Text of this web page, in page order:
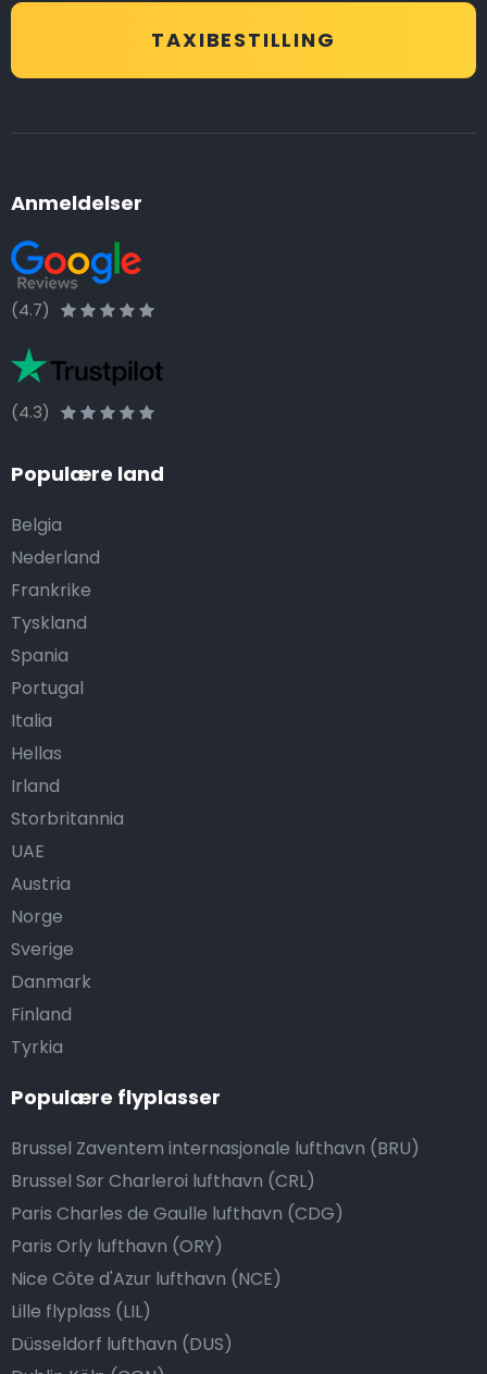
TAXIBESTILLING
Anmeldelser
(4.7)
(4.3)
Populære land
Belgia
Nederland
Frankrike
Tyskland
Spania
Portugal
Italia
Hellas
Irland
Storbritannia
UAE
Austria
Norge
Sverige
Danmark
Finland
Tyrkia
Populære flyplasser
Brussel Zaventem internasjonale lufthavn (BRU)
Brussel Sør Charleroi lufthavn (CRL)
Paris Charles de Gaulle lufthavn (CDG)
Paris Orly lufthavn (ORY)
Nice Côte d'Azur lufthavn (NCE)
Lille flyplass (LIL)
Düsseldorf lufthavn (DUS)